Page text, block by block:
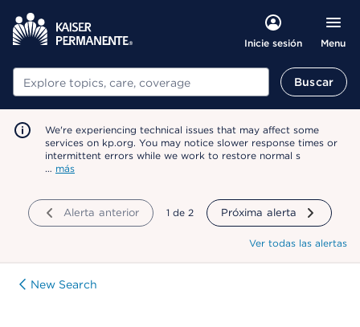
Inicie sesión Menu
Buscar Buscar
We're experiencing technical issues that may affect some
services on kp.org. You may notice slower response times or
intermittent errors while we work to restore normal s
… más
Alerta anterior mostrando
1 de 2 Próxima alerta
Ver todas las alertas
New Search